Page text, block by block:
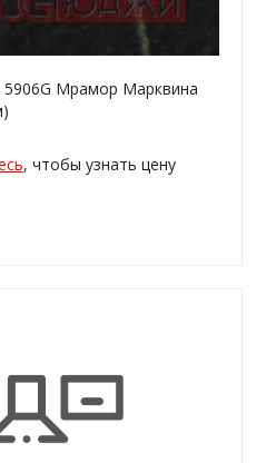
5906G Мрамор Марквина
, чтобы узнать цену